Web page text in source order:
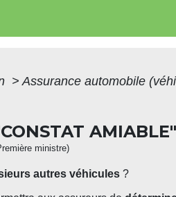
> Assurance automobile
ministre)
autres véhicules ?